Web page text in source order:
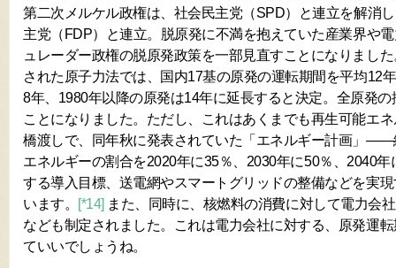
第二次メルケル政権は、社会民主党（SPD）と連立を解消
主党（FDP）と連立。脱原発に不満を抱えていた産業界や
ュレーダー政権の脱原発政策を一部見直すことになりました
された原子力法では、国内17基の原発の運転期間を平均
8年、1980年以降の原発は14年に延長すると決定。全原発
ことになりました。ただし、これはあくまでも再生可能エ
橋渡しで、同年秋に発表されていた「エネルギー計画」――
エネルギーの割合を2020年に35％、2030年に50％、2040
する導入目標、送電網やスマートグリッドの整備などを実
います。
[*14] また、同時に、核燃料の消費に対して電力会
なども制定されました。これは電力会社に対する、原発運
ていいでしょうね。